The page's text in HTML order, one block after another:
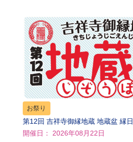
お祭り
第12回 吉祥寺御縁地蔵 地蔵盆 縁日
開催日： 2026年08月22日